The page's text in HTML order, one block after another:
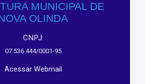
MUNICIPAL DE
OLINDA
CNPJ:
07.536.444/0001-95
Acessar Webmail